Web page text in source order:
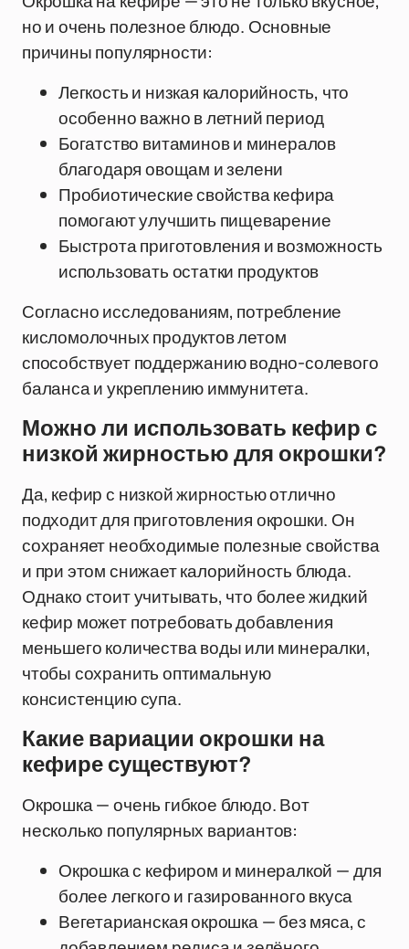
но и очень полезное блюдо. Основные
причины популярности:
Легкость и низкая калорийность, что
особенно важно в летний период
Богатство витаминов и минералов
благодаря овощам и зелени
Пробиотические свойства кефира
помогают улучшить пищеварение
Быстрота приготовления и возможность
использовать остатки продуктов
Согласно исследованиям, потребление
кисломолочных продуктов летом
способствует поддержанию водно-солевого
баланса и укреплению иммунитета.
Можно ли использовать кефир с
низкой жирностью для окрошки?
Да, кефир с низкой жирностью отлично
подходит для приготовления окрошки. Он
сохраняет необходимые полезные свойства
и при этом снижает калорийность блюда.
Однако стоит учитывать, что более жидкий
кефир может потребовать добавления
меньшего количества воды или минералки,
чтобы сохранить оптимальную
консистенцию супа.
Какие вариации окрошки на
кефире существуют?
Окрошка — очень гибкое блюдо. Вот
несколько популярных вариантов:
Окрошка с кефиром и минералкой — для
более легкого и газированного вкуса
Вегетарианская окрошка — без мяса, с